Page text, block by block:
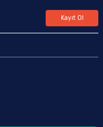
Kayıt Ol